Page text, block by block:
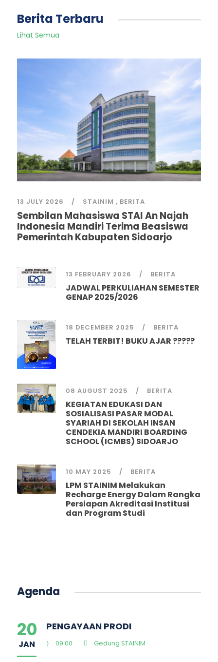
Berita Terbaru
Lihat Semua
13 JULY 2026 STAINIM , BERITA
Sembilan Mahasiswa STAI An Najah
Indonesia Mandiri Terima Beasiswa
Pemerintah Kabupaten Sidoarjo
13 FEBRUARY 2026 BERITA
JADWAL PERKULIAHAN SEMESTER
GENAP 2025/2026
18 DECEMBER 2025 BERITA
TELAH TERBIT! BUKU AJAR ?????
08 AUGUST 2025 BERITA
KEGIATAN EDUKASI DAN
SOSIALISASI PASAR MODAL
SYARIAH DI SEKOLAH INSAN
CENDEKIA MANDIRI BOARDING
SCHOOL (ICMBS) SIDOARJO
10 MAY 2025 BERITA
LPM STAINIM Melakukan
Recharge Energy Dalam Rangka
Persiapan Akreditasi Institusi
dan Program Studi
Agenda
20
JAN
PENGAYAAN PRODI
09.00 Gedung STAINIM